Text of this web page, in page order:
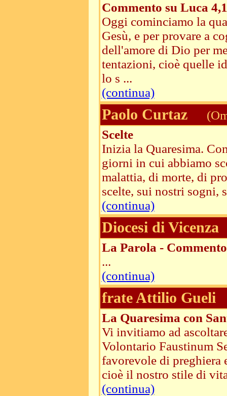
Commento su Luca
Oggi cominciamo la
Gesù, e per provare a
dell'amore di Dio per
tentazioni, cioè quelle
lo s ...
(continua)
Paolo Curtaz
Scelte
Inizia la Quaresima.
giorni in cui abbiamo
malattia, di morte, di
scelte, sui nostri sogni,
(continua)
Diocesi di Vicenza
La Parola -
...
(continua)
frate Attilio Gueli
La Quaresima con
Vi invitiamo ad
Volontario Faustinum
favorevole di preghiera
cioè il nostro stile di
(continua)